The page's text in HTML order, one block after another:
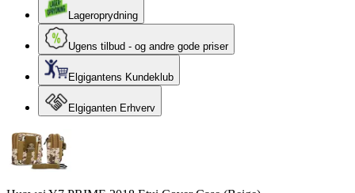
Lageroprydning
Ugens tilbud - og andre gode priser
Elgigantens Kundeklub
Elgiganten Erhverv